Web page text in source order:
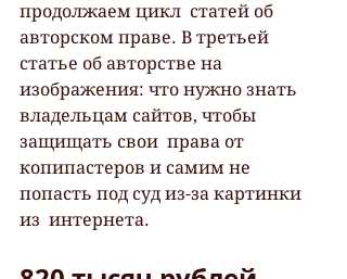
продолжаем цикл  статей об
авторском праве. В третьей
статье об авторстве на
изображения: что нужно знать
владельцам сайтов, чтобы
защищать свои  права от
копипастеров и самим не
попасть под суд из-за картинки
из  интернета.